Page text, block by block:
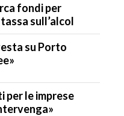
fondi per
sull’alcol
su Porto
per le imprese